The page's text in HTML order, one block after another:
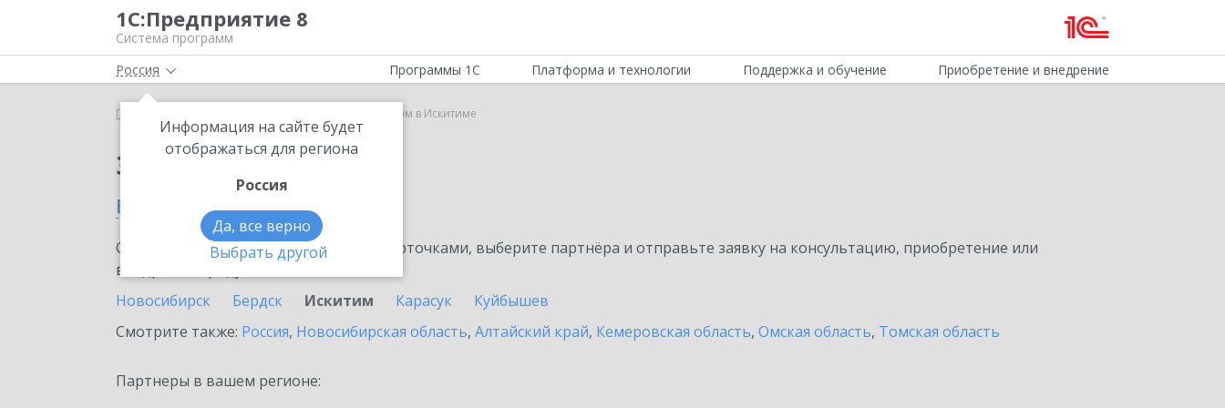
1С:Предприятие 8
Система программ
Россия
Информация на сайте будет
отображаться для региона
Россия
Да, все верно
Выбрать другой
Программы 1С Платформа и технологии Поддержка и обучение Приобретение и внедрение
Главная 1С-Такском в Искитиме
Заказать 1С-Такском
в Искитиме
Ознакомьтесь с информационными карточками, выберите партнёра и отправьте заявку на консультацию, приобретение или
внедрение продукта.
Новосибирск
Бердск Искитим Карасук
Куйбышев
Смотрите также: Россия, Новосибирская область, Алтайский край, Кемеровская область, Омская область, Томская область
Партнеры в вашем регионе: